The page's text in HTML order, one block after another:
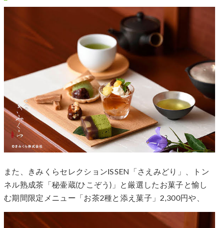
また、きみくらセレクションISSEN「さえみどり」、トン
ネル熟成茶「秘壷蔵(ひこぞう)」と厳選したお菓子と愉し
む期間限定メニュー「お茶2種と添え菓子」2,300円や、